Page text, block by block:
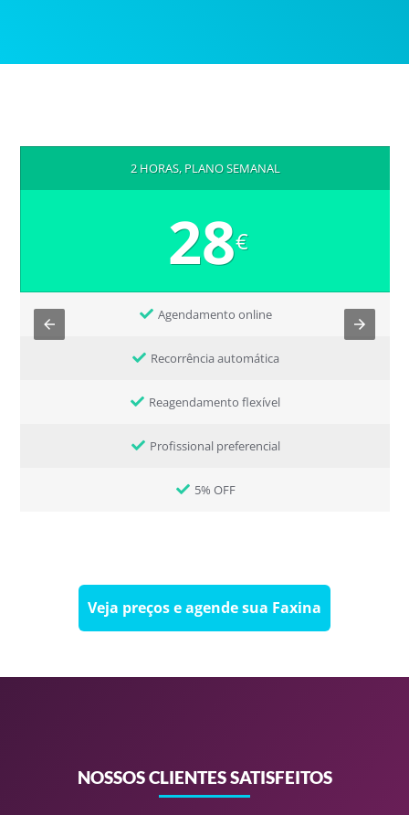
2 HORAS, PLANO SEMANAL
28€
Agendamento online
Recorrência automática
Reagendamento flexível
Profissional preferencial
5% OFF
Veja preços e agende sua Faxina
NOSSOS CLIENTES SATISFEITOS